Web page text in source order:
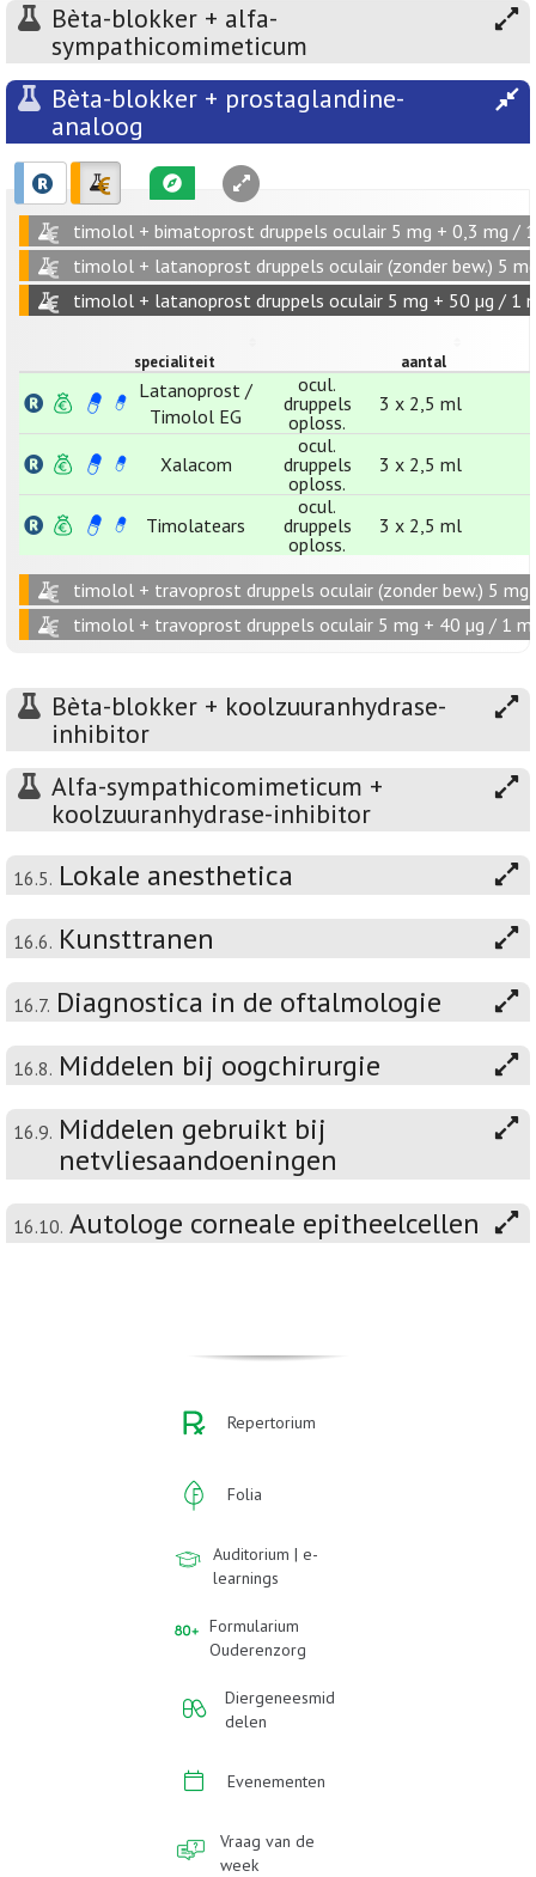
Bèta-blokker + alfa-
sympathicomimeticum
Bèta-blokker + prostaglandine-
analoog
timolol + bimatoprost druppels oculair 5 mg + 0,3 mg /
timolol + latanoprost druppels oculair (zonder bew.) 5
timolol + latanoprost druppels oculair 5 mg + 50 µg / 1
specialiteit aantal
Latanoprost /
Timolol EG
ocul.
druppels
oploss.
3 x 2,5 ml
Xalacom
ocul.
druppels
oploss.
3 x 2,5 ml
Timolatears
ocul.
druppels
oploss.
3 x 2,5 ml
timolol + travoprost druppels oculair (zonder bew.) 5
timolol + travoprost druppels oculair 5 mg + 40 µg / 1
Bèta-blokker + koolzuuranhydrase-
inhibitor
Alfa-sympathicomimeticum +
koolzuuranhydrase-inhibitor
16.5. Lokale anesthetica
16.6. Kunsttranen
16.7. Diagnostica in de oftalmologie
16.8. Middelen bij oogchirurgie
16.9. Middelen gebruikt bij
netvliesaandoeningen
16.10. Autologe corneale epitheelcellen
Repertorium
Folia
Auditorium | e-
learnings
Formularium
Ouderenzorg
Diergeneesmid
delen
Evenementen
Vraag van de
week